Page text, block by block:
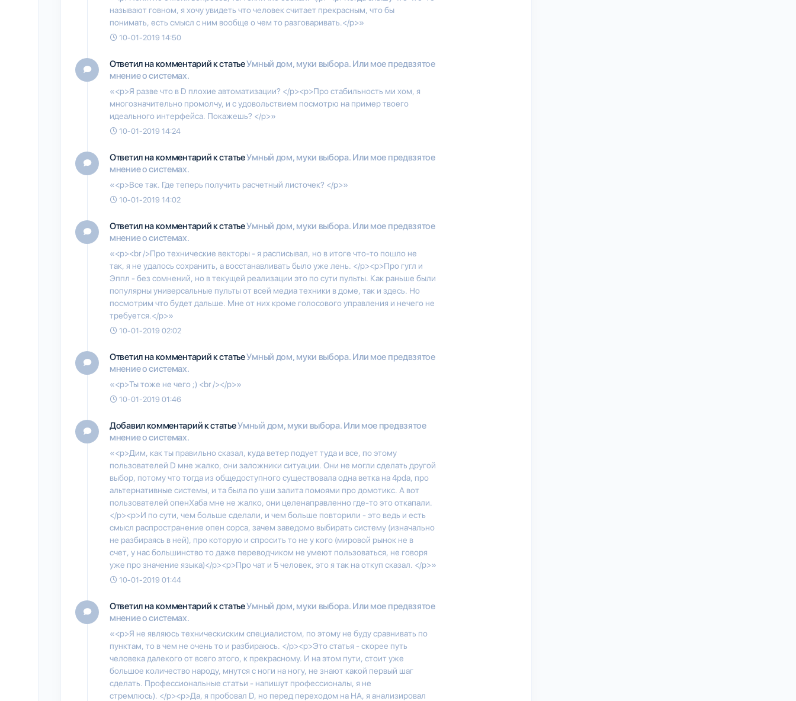
называют говном, я хочу увидеть что человек считает прекрасным, что бы
понимать, есть смысл с ним вообще о чем то разговаривать.</p>»
10-01-2019 14:50
Ответил на комментарий к статьеУмный дом, муки выбора. Или мое предвзятое
мнение о системах.
«<p>Я разве что в D плохие автоматизации? </p><p>Про стабильность ми хом, я
многозначительно промолчу, и с удовольствием посмотрю на пример твоего
идеального интерфейса. Покажешь? </p>»
10-01-2019 14:24
Ответил на комментарий к статьеУмный дом, муки выбора. Или мое предвзятое
мнение о системах.
«<p>Все так. Где теперь получить расчетный листочек? </p>»
10-01-2019 14:02
Ответил на комментарий к статьеУмный дом, муки выбора. Или мое предвзятое
мнение о системах.
«<p><br />Про технические векторы - я расписывал, но в итоге что-то пошло не
так, я не удалось сохранить, а восстанавливать было уже лень. </p><p>Про гугл и
Эппл - без сомнений, но в текущей реализации это по сути пульты. Как раньше были
популярны универсальные пульты от всей медиа техники в доме, так и здесь. Но
посмотрим что будет дальше. Мне от них кроме голосового управления и нечего не
требуется.</p>»
10-01-2019 02:02
Ответил на комментарий к статьеУмный дом, муки выбора. Или мое предвзятое
мнение о системах.
«<p>Ты тоже не чего ;) <br /></p>»
10-01-2019 01:46
Добавил комментарий к статьеУмный дом, муки выбора. Или мое предвзятое
мнение о системах.
«<p>Дим, как ты правильно сказал, куда ветер подует туда и все, по этому
пользователей D мне жалко, они заложники ситуации. Они не могли сделать другой
выбор, потому что тогда из общедоступного существовала одна ветка на 4pda, про
альтернативные системы, и та была по уши залита помоями про домотикс. А вот
пользователей опенХаба мне не жалко, они целенаправленно где-то это откапали.
</p><p>И по сути, чем больше сделали, и чем больше повторили - это ведь и есть
смысл распространение опен сорса, зачем заведомо выбирать систему (изначально
не разбираясь в ней), про которую и спросить то не у кого (мировой рынок не в
счет, у нас большинство то даже переводчиком не умеют пользоваться, не говоря
уже про значение языка)</p><p>Про чат и 5 человек, это я так на откуп сказал. </p>»
10-01-2019 01:44
Ответил на комментарий к статьеУмный дом, муки выбора. Или мое предвзятое
мнение о системах.
«<p>Я не являюсь техническиским специалистом, по этому не буду сравнивать по
пунктам, то в чем не очень то и разбираюсь. </p><p>Это статья - скорее путь
человека далекого от всего этого, к прекрасному. И на этом пути, стоит уже
большое количество народу, мнутся с ноги на ногу, не знают какой первый шаг
сделать. Профессиональные статьи - напишут профессионалы, я не
стремлюсь). </p><p>Да, я пробовал D, но перед переходом на НА, я анализировал